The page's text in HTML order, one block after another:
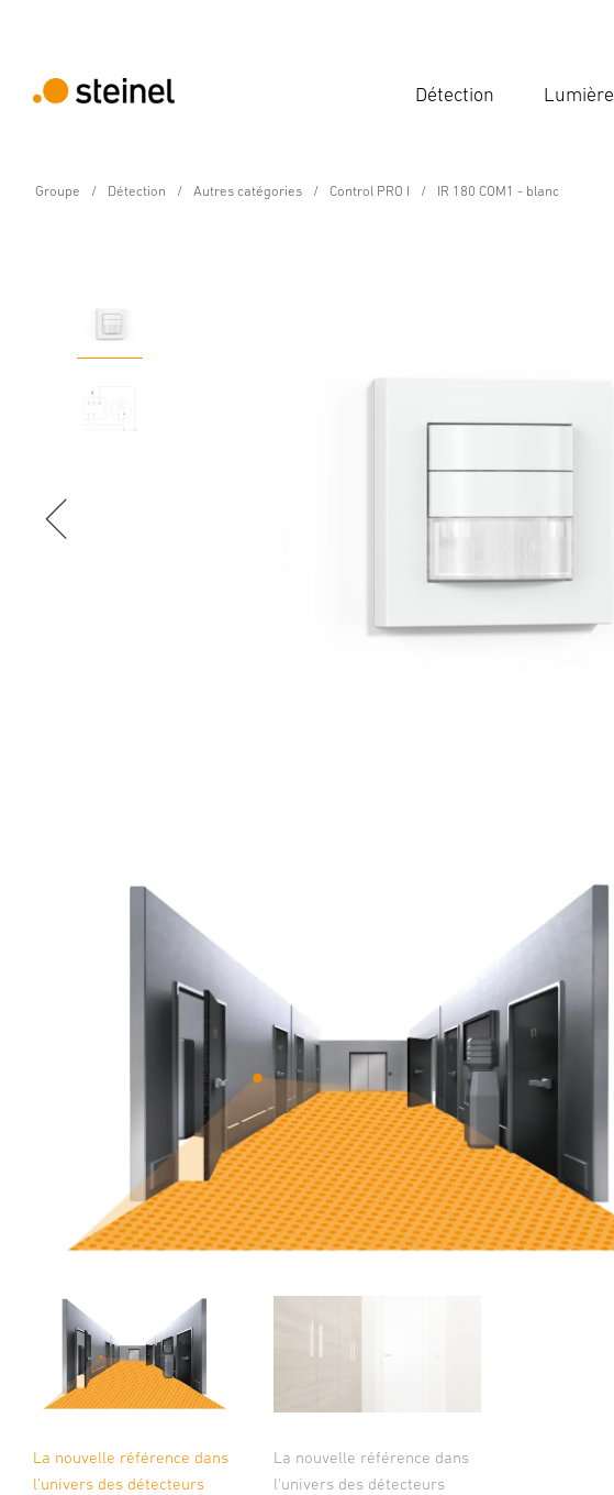
Détection Lumière
Groupe Détection Autres catégories Control PRO I IR 180 COM1 - blanc
Caractéristiques
La nouvelle référence dans
l'univers des détecteurs
La nouvelle référence dans
l'univers des détecteurs